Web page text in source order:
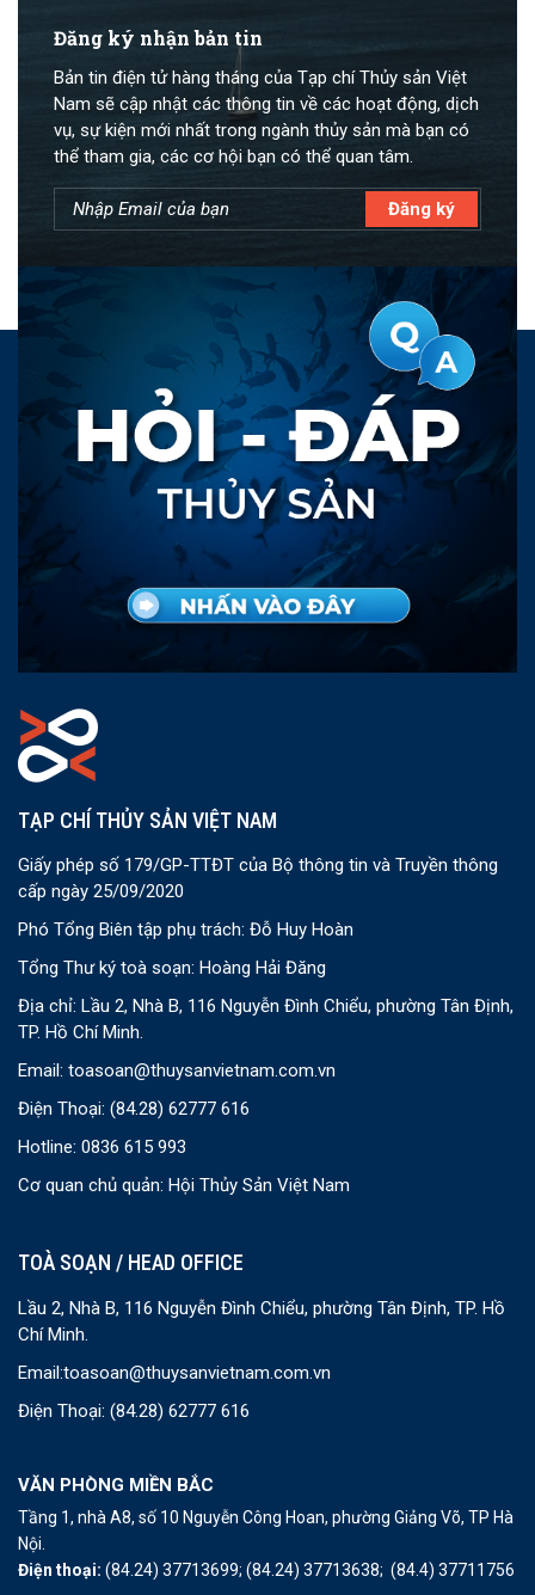
Đăng ký nhận bản tin
Bản tin điện tử hàng tháng của Tạp chí Thủy sản Việt
Nam sẽ cập nhật các thông tin về các hoạt động, dịch
vụ, sự kiện mới nhất trong ngành thủy sản mà bạn có
thể tham gia, các cơ hội bạn có thể quan tâm.
TẠP CHÍ THỦY SẢN VIỆT NAM
Giấy phép số 179/GP-TTĐT của Bộ thông tin và Truyền thông
cấp ngày 25/09/2020
Phó Tổng Biên tập phụ trách: Đỗ Huy Hoàn
Tổng Thư ký toà soạn: Hoàng Hải Đăng
Địa chỉ: Lầu 2, Nhà B, 116 Nguyễn Đình Chiểu, phường Tân Định,
TP. Hồ Chí Minh.
Email: toasoan@thuysanvietnam.com.vn
Điện Thoại: (84.28) 62777 616
Hotline: 0836 615 993
Cơ quan chủ quản: Hội Thủy Sản Việt Nam
TOÀ SOẠN / HEAD OFFICE
Lầu 2, Nhà B, 116 Nguyễn Đình Chiểu, phường Tân Định, TP. Hồ
Chí Minh.
Email:toasoan@thuysanvietnam.com.vn
Điện Thoại: (84.28) 62777 616
VĂN PHÒNG MIỀN BẮC
Tầng 1, nhà A8, số 10 Nguyễn Công Hoan, phường Giảng Võ, TP Hà
Nội.
Điện thoại: (84.24) 37713699; (84.24) 37713638; (84.4) 37711756